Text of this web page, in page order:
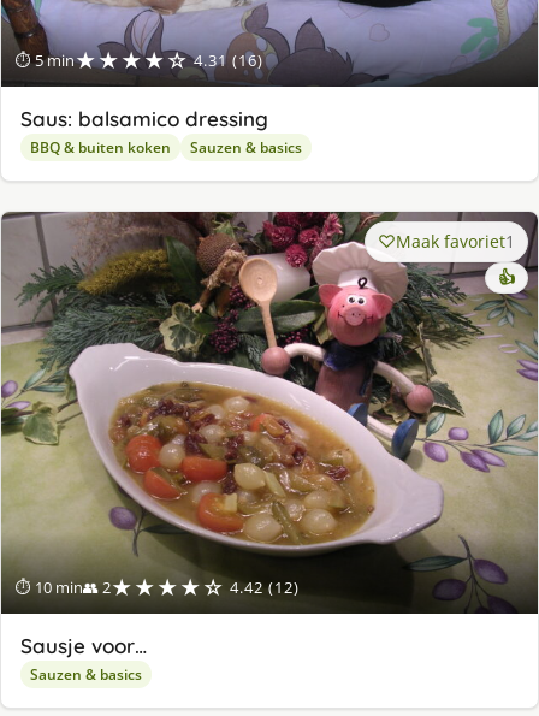
⏱ 5 min★★★★☆ 4.31 (16)
Saus: balsamico dressing
BBQ & buiten koken Sauzen & basics
⏱ 10 min👥 2★★★★☆ 4.42 (12)
Maak favoriet1
👍
Sausje voor…
Sauzen & basics